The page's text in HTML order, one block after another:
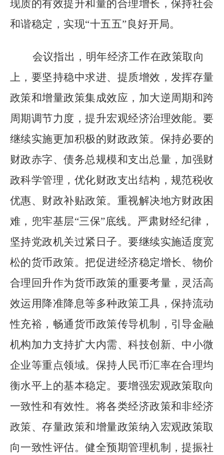
现质的有效提升和量的合理增长，保持社会
和谐稳定，实现“十五五”良好开局。
会议指出，明年经济工作在政策取向
上，要坚持稳中求进、提质增效，发挥存量
政策和增量政策集成效应，加大逆周期和跨
周期调节力度，提升宏观经济治理效能。要
继续实施更加积极的财政政策。保持必要的
财政赤字、债务总规模和支出总量，加强财
政科学管理，优化财政支出结构，规范税收
优惠、财政补贴政策。重视解决地方财政困
难，兜牢基层“三保”底线。严肃财经纪律，
坚持党政机关过紧日子。要继续实施适度宽
松的货币政策。把促进经济稳定增长、物价
合理回升作为货币政策的重要考量，灵活高
效运用降准降息等多种政策工具，保持流动
性充裕，畅通货币政策传导机制，引导金融
机构加力支持扩大内需、科技创新、中小微
企业等重点领域。保持人民币汇率在合理均
衡水平上的基本稳定。要增强宏观政策取向
一致性和有效性。将各类经济政策和非经济
政策、存量政策和增量政策纳入宏观政策取
向一致性评估。健全预期管理机制，提振社